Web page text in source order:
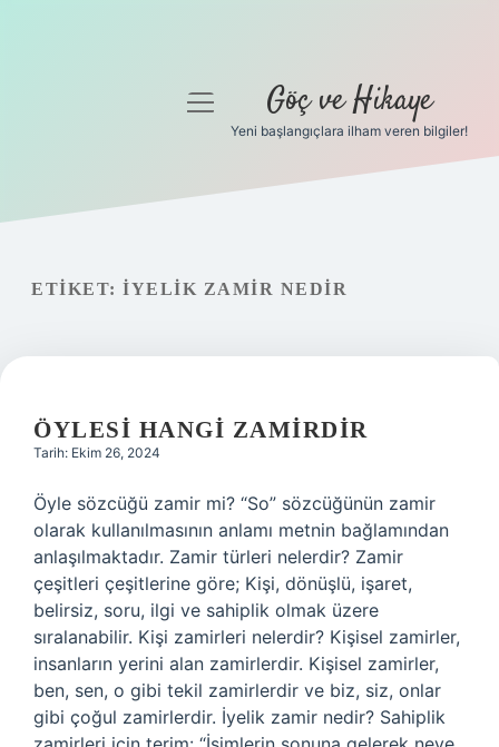
Gizlilik Politikası
menüyü
Göç ve Hikaye
Yeni başlangıçlara ilham veren bilgiler!
ETIKET: İYELIK ZAMIR NEDIR
ÖYLESI HANGI ZAMIRDIR
Tarih: Ekim 26, 2024
Öyle sözcüğü zamir mi? “So” sözcüğünün zamir
olarak kullanılmasının anlamı metnin bağlamından
anlaşılmaktadır. Zamir türleri nelerdir? Zamir
çeşitleri çeşitlerine göre; Kişi, dönüşlü, işaret,
belirsiz, soru, ilgi ve sahiplik olmak üzere
sıralanabilir. Kişi zamirleri nelerdir? Kişisel zamirler,
insanların yerini alan zamirlerdir. Kişisel zamirler,
ben, sen, o gibi tekil zamirlerdir ve biz, siz, onlar
gibi çoğul zamirlerdir. İyelik zamir nedir? Sahiplik